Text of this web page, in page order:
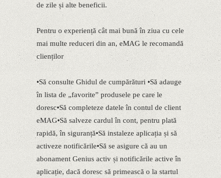
de zile și alte beneficii.
Pentru o experiență cât mai bună în ziua cu cele
mai multe reduceri din an, eMAG le recomandă
clienților
•Să consulte Ghidul de cumpărături •Să adauge
în lista de „favorite” produsele pe care le
doresc•Să completeze datele în contul de client
eMAG•Să salveze cardul în cont, pentru plată
rapidă, în siguranță•Să instaleze aplicația și să
activeze notificările•Să se asigure că au un
abonament Genius activ și notificările active în
aplicație, dacă doresc să primească o la startul